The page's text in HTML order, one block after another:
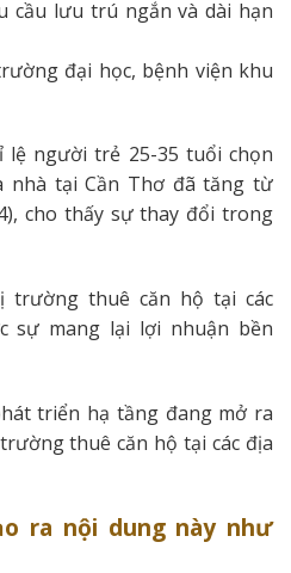
cầu lưu trú ngắn và dài hạn
đại học, bệnh viện khu
lệ người trẻ 25-35 tuổi chọn
nhà tại Cần Thơ đã tăng từ
cho thấy sự thay đổi trong
trường thuê căn hộ tại các
sự mang lại lợi nhuận bền
triển hạ tầng đang mở ra
thuê căn hộ tại các địa
ra nội dung này như